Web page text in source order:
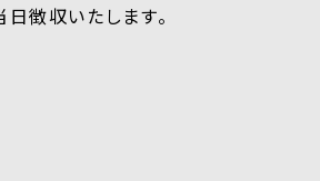
徴収いたします。